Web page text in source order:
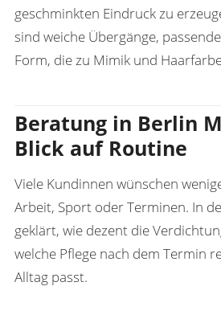
geschminkten Eindruck zu
sind weiche Übergänge,
Form, die zu Mimik und
Beratung in Berlin
Blick auf Routine
Viele Kundinnen wünschen
Arbeit, Sport oder Terminen. In
geklärt, wie dezent die
welche Pflege nach dem Termin
Alltag passt.